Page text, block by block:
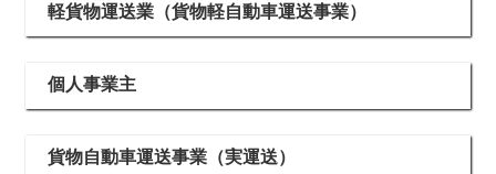
軽貨物運送業（貨物軽自動車運送事業）
個人事業主
貨物自動車運送事業（実運送）